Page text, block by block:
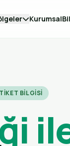
Kurumsal
BILGISI